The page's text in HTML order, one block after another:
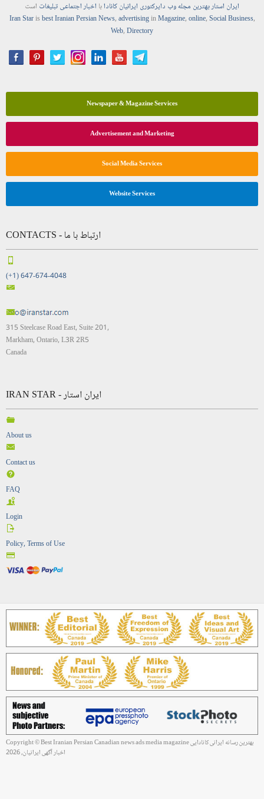
ایران استاربهترین مجلهوب دایرکتوری ایرانیان کانادابا اخباراجتماعیتبلیغات است
Iran Starisbest Iranian PersianNews,advertisinginMagazine,online,Social Business,
Web,Directory
Newspaper & Magazine Services
Advertisement and Marketing
Social Media Services
Website Services
CONTACTS - ارتباط با ما
(+1) 647-674-4048
315 Steelcase Road East, Suite 201,
Markham, Ontario, L3R 2R5
Canada
IRAN STAR - ایران استار
About us
Contact us
FAQ
Login
Policy, Terms of Use
Copyright © Best Iranian Persian Canadian news ads media magazine بهترین رسانه ایرانی کانادایی
اخبار آگهی ایرانیان, 2026